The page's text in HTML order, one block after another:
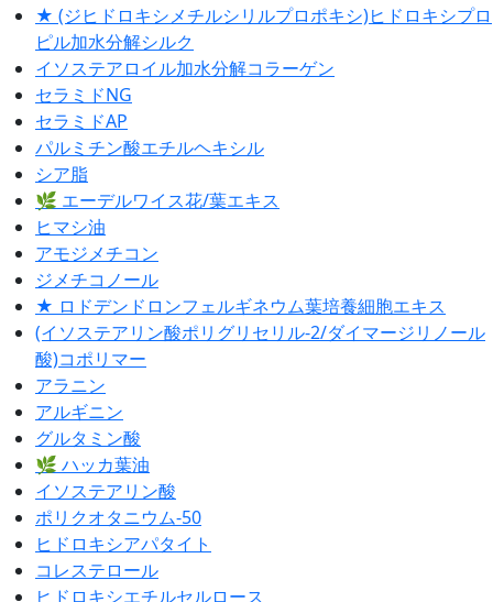
★ (ジヒドロキシメチルシリルプロポキシ)ヒドロキシプロ
ピル加水分解シルク
イソステアロイル加水分解コラーゲン
セラミドNG
セラミドAP
パルミチン酸エチルヘキシル
シア脂
🌿 エーデルワイス花/葉エキス
ヒマシ油
アモジメチコン
ジメチコノール
★ ロドデンドロンフェルギネウム葉培養細胞エキス
(イソステアリン酸ポリグリセリル-2/ダイマージリノール
酸)コポリマー
アラニン
アルギニン
グルタミン酸
🌿 ハッカ葉油
イソステアリン酸
ポリクオタニウム-50
ヒドロキシアパタイト
コレステロール
ヒドロキシエチルセルロース